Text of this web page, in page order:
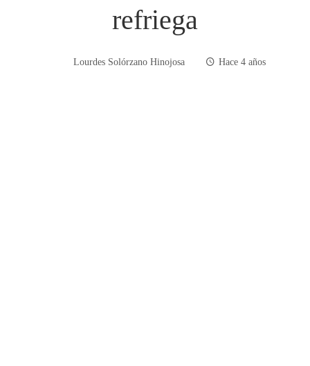
refriega
Lourdes Solórzano Hinojosa Hace 4 años